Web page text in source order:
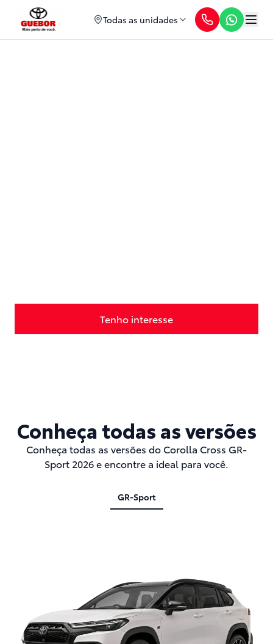
Todas as unidades
Tenho interesse
Conheça todas as versões
Conheça todas as versões do Corolla Cross GR-
Sport 2026 e encontre a ideal para você.
GR-Sport